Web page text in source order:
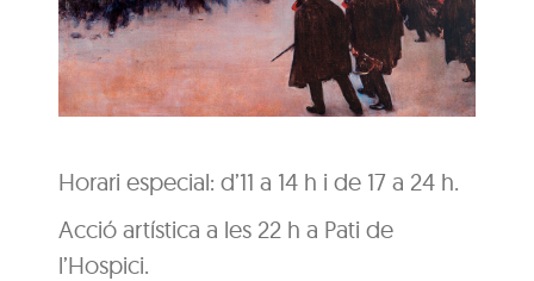
Horari especial: d’11 a 14 h i de 17 a 24 h.
Acció artística a les 22 h a Pati de
l’Hospici.